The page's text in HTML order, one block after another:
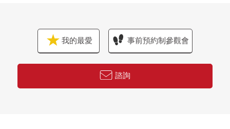
我的最愛 事前預約制參觀會
諮詢